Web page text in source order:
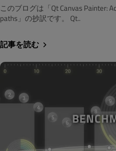
このブログは「Qt Canvas Painter:
paths」の抄訳です。 Qt..
記事を読む